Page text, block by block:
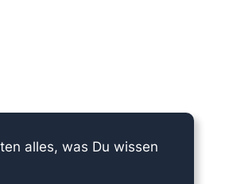
alles, was Du wissen